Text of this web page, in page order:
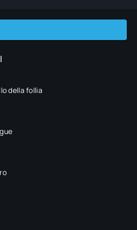
della follia